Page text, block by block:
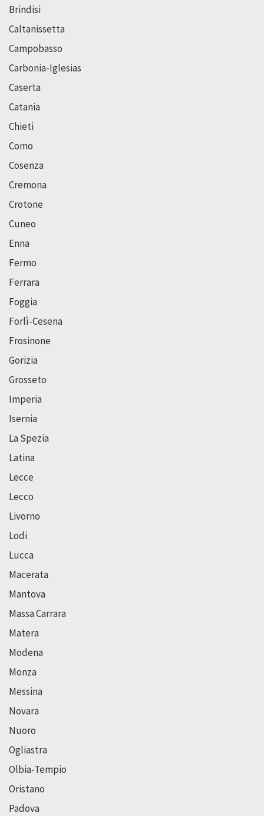
Brindisi
Caltanissetta
Campobasso
Carbonia-Iglesias
Caserta
Catania
Chieti
Como
Cosenza
Cremona
Crotone
Cuneo
Enna
Fermo
Ferrara
Foggia
Forlì-Cesena
Frosinone
Gorizia
Grosseto
Imperia
Isernia
La Spezia
Latina
Lecce
Lecco
Livorno
Lodi
Lucca
Macerata
Mantova
Massa Carrara
Matera
Modena
Monza
Messina
Novara
Nuoro
Ogliastra
Olbia-Tempio
Oristano
Padova